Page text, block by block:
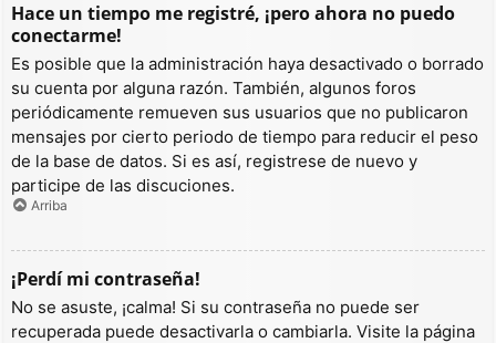
Hace un tiempo me registré, ¡pero ahora no puedo
conectarme!
Es posible que la administración haya desactivado o borrado
su cuenta por alguna razón. También, algunos foros
periódicamente remueven sus usuarios que no publicaron
mensajes por cierto periodo de tiempo para reducir el peso
de la base de datos. Si es así, registrese de nuevo y
participe de las discuciones.
Arriba
¡Perdí mi contraseña!
No se asuste, ¡calma! Si su contraseña no puede ser
recuperada puede desactivarla o cambiarla. Visite la página